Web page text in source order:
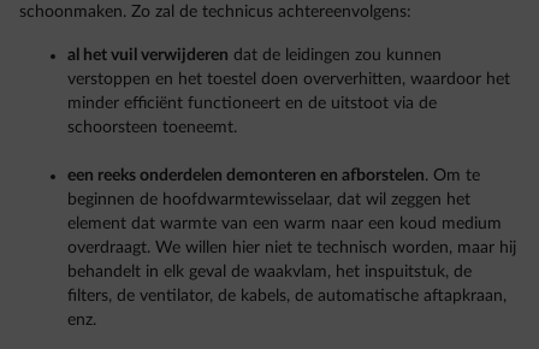
schoonmaken. Zo zal de technicus achtereenvolgens:
al het vuil verwijderen dat de leidingen zou kunnen
verstoppen en het toestel doen oververhitten, waardoor het
minder efficiënt functioneert en de uitstoot via de
schoorsteen toeneemt.
een reeks onderdelen demonteren en afborstelen. Om te
beginnen de hoofdwarmtewisselaar, dat wil zeggen het
element dat warmte van een warm naar een koud medium
overdraagt. We willen hier niet te technisch worden, maar hij
behandelt in elk geval de waakvlam, het inspuitstuk, de
filters, de ventilator, de kabels, de automatische aftapkraan,
enz.